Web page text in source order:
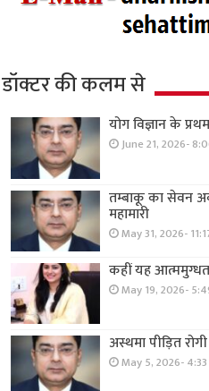
डॉक्टर की कलम से
योग विज्ञान के
June 21, 2026-
तम्बाकू का सेवन
महामारी
May 31, 2026-
कहीं यह
May 19, 2026-
अस्थमा पीड़ित
May 5, 2026-